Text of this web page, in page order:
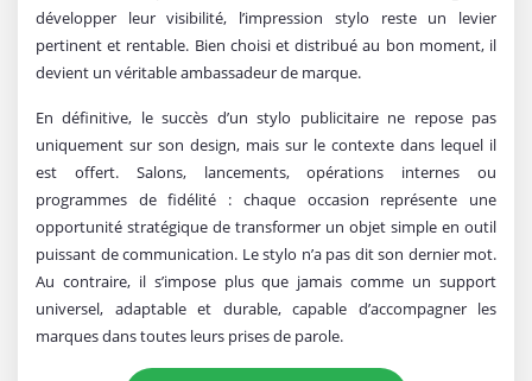
développer leur visibilité, l’impression stylo reste un levier
pertinent et rentable. Bien choisi et distribué au bon moment, il
devient un véritable ambassadeur de marque.
En définitive, le succès d’un stylo publicitaire ne repose pas
uniquement sur son design, mais sur le contexte dans lequel il
est offert. Salons, lancements, opérations internes ou
programmes de fidélité : chaque occasion représente une
opportunité stratégique de transformer un objet simple en outil
puissant de communication. Le stylo n’a pas dit son dernier mot.
Au contraire, il s’impose plus que jamais comme un support
universel, adaptable et durable, capable d’accompagner les
marques dans toutes leurs prises de parole.